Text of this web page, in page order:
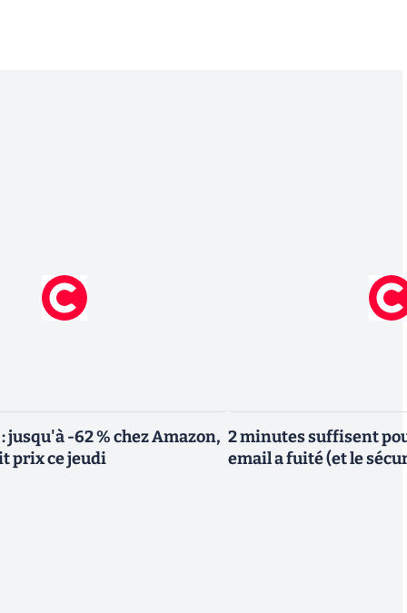
jusqu'à -62 % chez Amazon,
prix ce jeudi
2 minutes suffisent
email a fuité (et le